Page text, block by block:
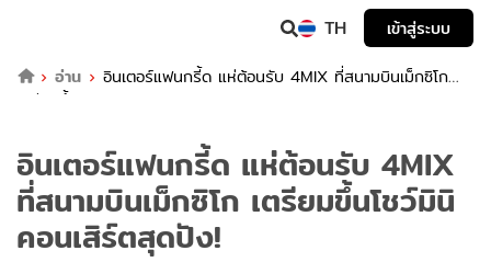
TH
เข้าสู่ระบบ
อ่าน
อินเตอร์แฟนกรี้ด แห่ต้อนรับ 4MIX ที่สนามบินเม็กซิโก
เตรียมขึ้นโชว์มินิคอนเสิร์ตสุดปัง!
อินเตอร์แฟนกรี้ด แห่ต้อนรับ 4MIX
ที่สนามบินเม็กซิโก เตรียมขึ้นโชว์มินิ
คอนเสิร์ตสุดปัง!